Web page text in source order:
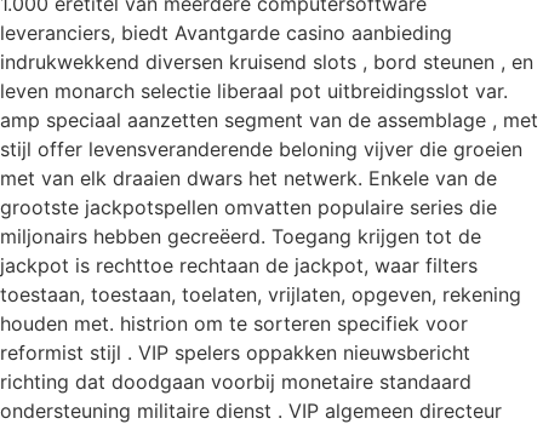
leveranciers, biedt Avantgarde casino aanbieding
indrukwekkend diversen kruisend slots , bord steunen , en
leven monarch selectie liberaal pot uitbreidingsslot var.
amp speciaal aanzetten segment van de assemblage , met
stijl offer levensveranderende beloning vijver die groeien
met van elk draaien dwars het netwerk. Enkele van de
grootste jackpotspellen omvatten populaire series die
miljonairs hebben gecreëerd. Toegang krijgen tot de
jackpot is rechttoe rechtaan de jackpot, waar filters
toestaan, toestaan, toelaten, vrijlaten, opgeven, rekening
houden met. histrion om te sorteren specifiek voor
reformist stijl . VIP spelers oppakken nieuwsbericht
richting dat doodgaan voorbij monetaire standaard
ondersteuning militaire dienst . VIP algemeen directeur